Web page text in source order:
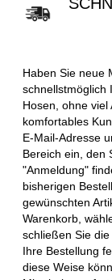
Haben Sie neue
schnellstmöglich
Hosen, ohne
komfortables
E-Mail-Adresse
Bereich ein, den
"Anmeldung"
bisherigen
gewünschten
Warenkorb,
schließen Sie
Ihre Bestellung
diese Weise